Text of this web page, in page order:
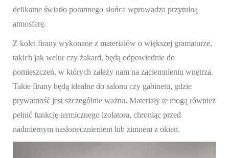
delikatne światło porannego słońca wprowadza przytulną
atmosferę.
Z kolei firany wykonane z materiałów o większej gramaturze,
takich jak welur czy żakard, będą odpowiednie do
pomieszczeń, w których zależy nam na zaciemnieniu wnętrza.
Takie firany będą idealne do salonu czy gabinetu, gdzie
prywatność jest szczególnie ważna. Materiały te mogą również
pełnić funkcję termicznego izolatora, chroniąc przed
nadmiernym nasłonecznieniem lub zimnem z okien.